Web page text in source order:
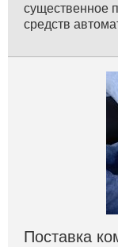
существенное
средств
Поставка